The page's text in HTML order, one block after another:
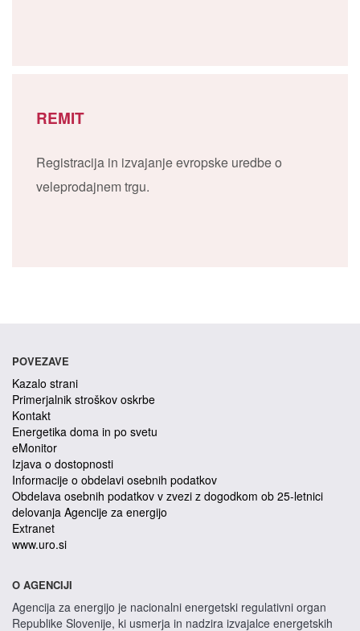
REMIT
Registracija in izvajanje evropske uredbe o
veleprodajnem trgu.
POVEZAVE
Kazalo strani
Primerjalnik stroškov oskrbe
Kontakt
Energetika doma in po svetu
eMonitor
Izjava o dostopnosti
Informacije o obdelavi osebnih podatkov
Obdelava osebnih podatkov v zvezi z dogodkom ob 25-letnici
delovanja Agencije za energijo
Extranet
www.uro.si
O AGENCIJI
Agencija za energijo je nacionalni energetski regulativni organ
Republike Slovenije, ki usmerja in nadzira izvajalce energetskih